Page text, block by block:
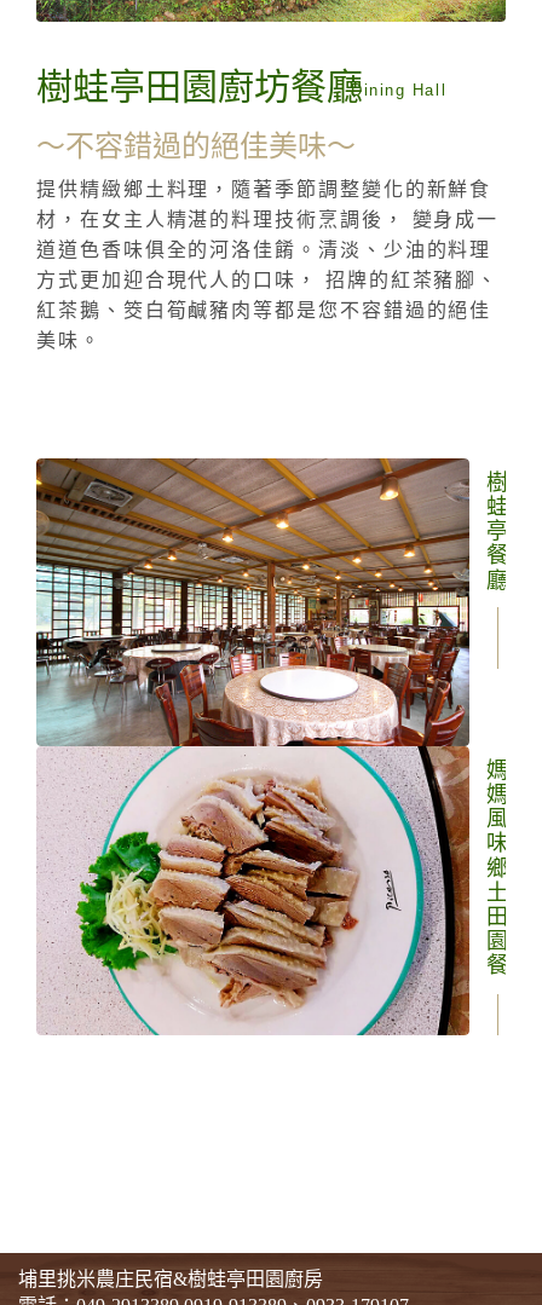
Dining Hall
樹蛙亭田園廚坊餐廳
～不容錯過的絕佳美味～
提供精緻鄉土料理，隨著季節調整變化的新鮮食
材，在女主人精湛的料理技術烹調後， 變身成一
道道色香味俱全的河洛佳餚。清淡、少油的料理
方式更加迎合現代人的口味， 招牌的紅茶豬腳、
紅茶鵝、筊白筍鹹豬肉等都是您不容錯過的絕佳
美味。
樹蛙亭餐廳
媽媽風味鄉土田園餐
埔里挑米農庄民宿&樹蛙亭田園廚房